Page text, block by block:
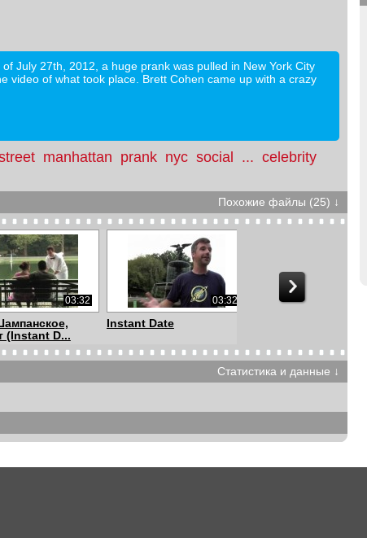
July 27th, 2012, a huge prank was pulled in New York City
video of what took place. Brett Cohen came up with a crazy
manhattan prank nyc social ... celebrity
Похожие файлы (25) ↓
03:32
(Instant D...
03:32
Instant Date
02:43
в смокингах и
02:53
"Симфония" на
Статистика и данные ↓